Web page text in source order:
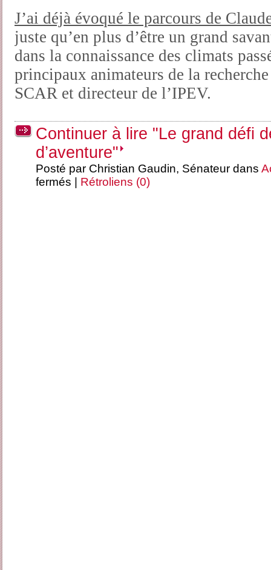
J’ai déjà évoqué le parcours de
juste qu’en plus d’être un grand
dans la connaissance des climats
principaux animateurs de la
SCAR et directeur de l’IPEV.
Continuer à lire "Le grand défi
d’aventure"
Posté par Christian Gaudin, Sénateur dans
fermés
Rétroliens (0)